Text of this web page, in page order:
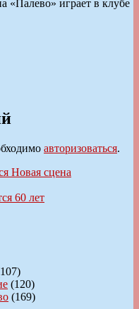
«Палево» играет в клубе
авторизоваться.
Новая сцена
60 лет
(120)
(169)